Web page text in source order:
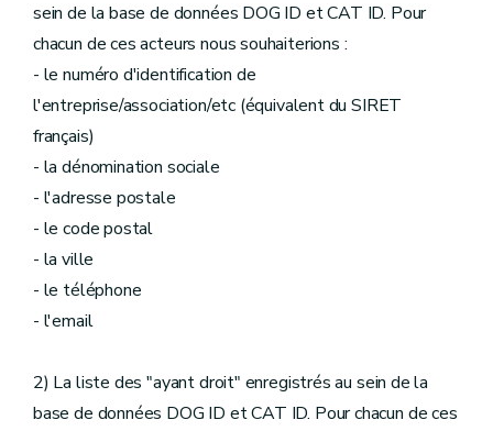
sein de la base de données DOG ID et CAT ID. Pour
chacun de ces acteurs nous souhaiterions :
- le numéro d'identification de
l'entreprise/association/etc (équivalent du SIRET
français)
- la dénomination sociale
- l'adresse postale
- le code postal
- la ville
- le téléphone
- l'email
2) La liste des "ayant droit" enregistrés au sein de la
base de données DOG ID et CAT ID. Pour chacun de ces